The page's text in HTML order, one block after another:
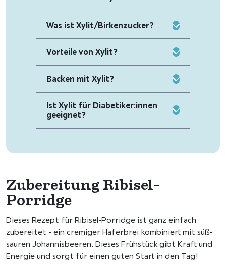
Was ist Xylit/Birkenzucker?
Vorteile von Xylit?
Backen mit Xylit?
Ist Xylit für Diabetiker:innen
geeignet?
Zubereitung Ribisel-
Porridge
Dieses Rezept für Ribisel-Porridge ist ganz einfach
zubereitet - ein cremiger Haferbrei kombiniert mit süß-
sauren Johannisbeeren. Dieses Frühstück gibt Kraft und
Energie und sorgt für einen guten Start in den Tag!